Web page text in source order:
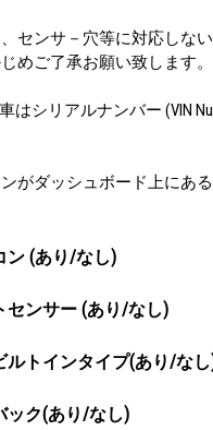
センサ－穴等に対応しな
めご了承お願い致します。
はシリアルナンバー (VIN
がダッシュボード上にあ
ン (あり/なし)
センサー (あり/なし)
ルトインタイプ(あり/な
ック(あり/なし)